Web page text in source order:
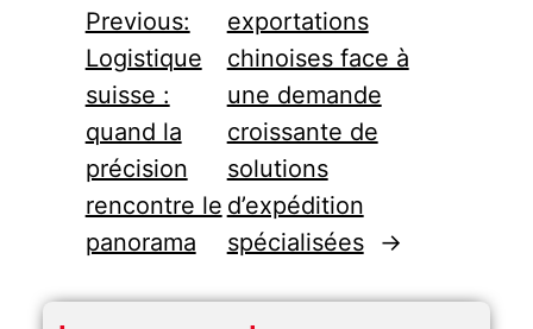
Previous:
Logistique
suisse :
quand la
précision
rencontre le
panorama
exportations
chinoises face à
une demande
croissante de
solutions
d’expédition
spécialisées
→